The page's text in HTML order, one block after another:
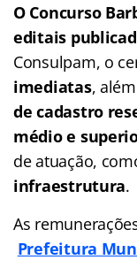
O Concurso
editais
Consulpam, o
imediatas,
de cadastro
médio e
de atuação,
infraestrutura.
As
Prefeitura